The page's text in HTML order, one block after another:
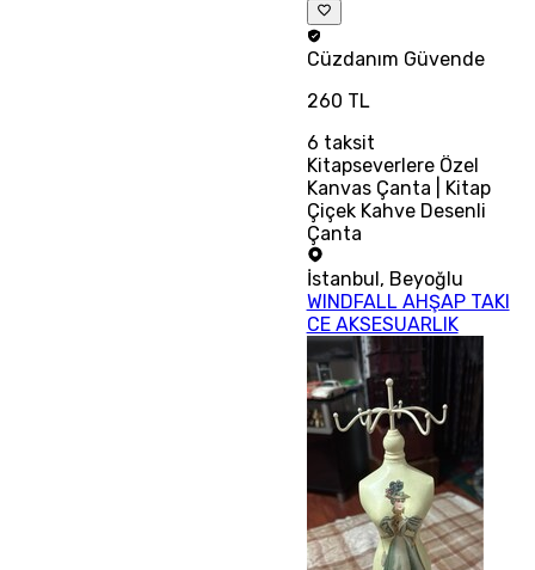
Cüzdanım Güvende
260 TL
6 taksit
Kitapseverlere Özel
Kanvas Çanta | Kitap
Çiçek Kahve Desenli
Çanta
İstanbul , Beyoğlu
WINDFALL AHŞAP TAKI
CE AKSESUARLIK